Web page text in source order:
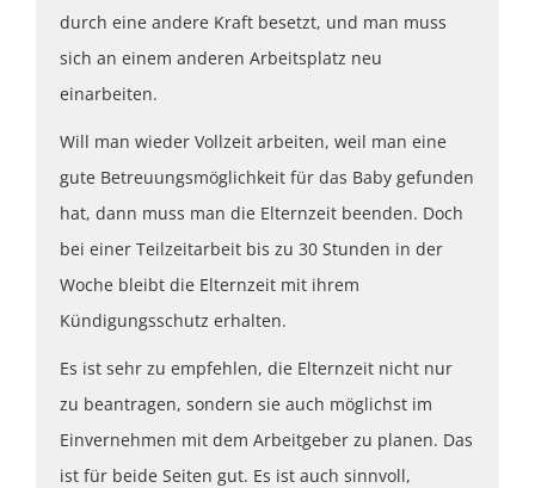
durch eine andere Kraft besetzt, und man muss
sich an einem anderen Arbeitsplatz neu
einarbeiten.
Will man wieder Vollzeit arbeiten, weil man eine
gute Betreuungsmöglichkeit für das Baby gefunden
hat, dann muss man die Elternzeit beenden. Doch
bei einer Teilzeitarbeit bis zu 30 Stunden in der
Woche bleibt die Elternzeit mit ihrem
Kündigungsschutz erhalten.
Es ist sehr zu empfehlen, die Elternzeit nicht nur
zu beantragen, sondern sie auch möglichst im
Einvernehmen mit dem Arbeitgeber zu planen. Das
ist für beide Seiten gut. Es ist auch sinnvoll,